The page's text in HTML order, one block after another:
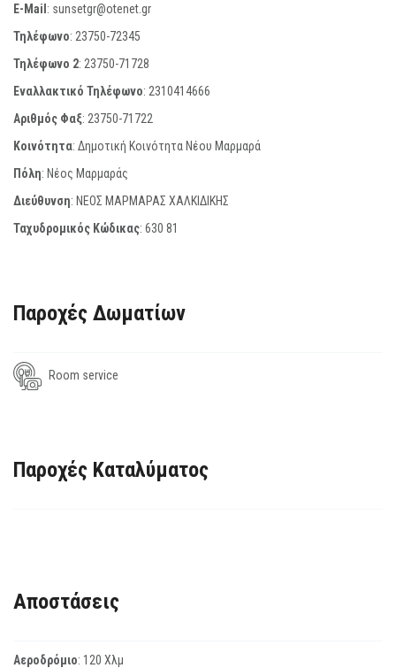
E-Mail: sunsetgr@otenet.gr
Τηλέφωνο: 23750-72345
Τηλέφωνο 2: 23750-71728
Εναλλακτικό Τηλέφωνο: 2310414666
Αριθμός Φαξ: 23750-71722
Κοινότητα: Δημοτική Κοινότητα Νέου Μαρμαρά
Πόλη: Νέος Μαρμαράς
Διεύθυνση: ΝΕΟΣ ΜΑΡΜΑΡΑΣ ΧΑΛΚΙΔΙΚΗΣ
Ταχυδρομικός Κώδικας: 630 81
Παροχές Δωματίων
Room service
Παροχές Καταλύματος
Αποστάσεις
Αεροδρόμιο: 120 Χλμ